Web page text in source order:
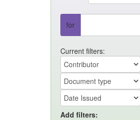
for
Current filters:
Add filters: